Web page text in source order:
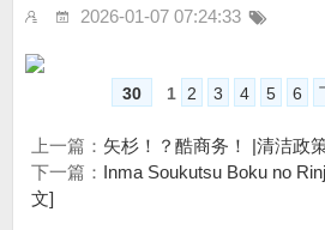
2026-01-07 07:24:33
30 1 2 3 4 5 6
上一篇： 矢杉！？酷商务！ |清洁政
下一篇： Inma Soukutsu Boku no
文]